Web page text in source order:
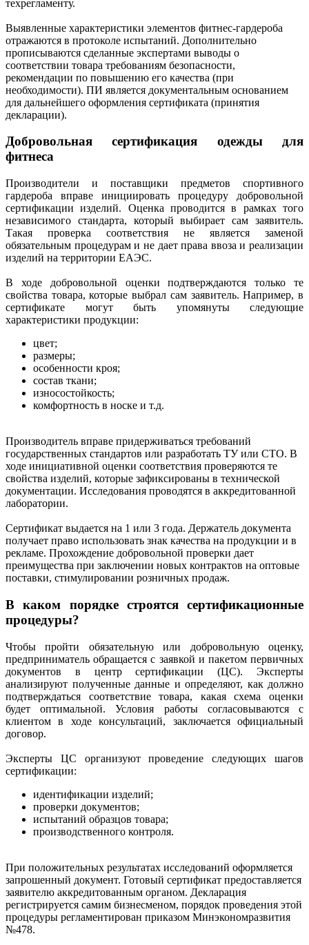
техрегламенту.
Выявленные характеристики элементов фитнес-гардероба
отражаются в протоколе испытаний. Дополнительно
прописываются сделанные экспертами выводы о
соответствии товара требованиям безопасности,
рекомендации по повышению его качества (при
необходимости). ПИ является документальным основанием
для дальнейшего оформления сертификата (принятия
декларации).
Добровольная сертификация одежды для
фитнеса
Производители и поставщики предметов спортивного
гардероба вправе инициировать процедуру добровольной
сертификации изделий. Оценка проводится в рамках того
независимого стандарта, который выбирает сам заявитель.
Такая проверка соответствия не является заменой
обязательным процедурам и не дает права ввоза и реализации
изделий на территории ЕАЭС.
В ходе добровольной оценки подтверждаются только те
свойства товара, которые выбрал сам заявитель. Например, в
сертификате могут быть упомянуты следующие
характеристики продукции:
цвет;
размеры;
особенности кроя;
состав ткани;
износостойкость;
комфортность в носке и т.д.
Производитель вправе придерживаться требований
государственных стандартов или разработать ТУ или СТО. В
ходе инициативной оценки соответствия проверяются те
свойства изделий, которые зафиксированы в технической
документации. Исследования проводятся в аккредитованной
лаборатории.
Сертификат выдается на 1 или 3 года. Держатель документа
получает право использовать знак качества на продукции и в
рекламе. Прохождение добровольной проверки дает
преимущества при заключении новых контрактов на оптовые
поставки, стимулировании розничных продаж.
В каком порядке строятся сертификационные
процедуры?
Чтобы пройти обязательную или добровольную оценку,
предприниматель обращается с заявкой и пакетом первичных
документов в центр сертификации (ЦС). Эксперты
анализируют полученные данные и определяют, как должно
подтверждаться соответствие товара, какая схема оценки
будет оптимальной. Условия работы согласовываются с
клиентом в ходе консультаций, заключается официальный
договор.
Эксперты ЦС организуют проведение следующих шагов
сертификации:
идентификации изделий;
проверки документов;
испытаний образцов товара;
производственного контроля.
При положительных результатах исследований оформляется
запрошенный документ. Готовый сертификат предоставляется
заявителю аккредитованным органом. Декларация
регистрируется самим бизнесменом, порядок проведения этой
процедуры регламентирован приказом Минэкономразвития
№478.